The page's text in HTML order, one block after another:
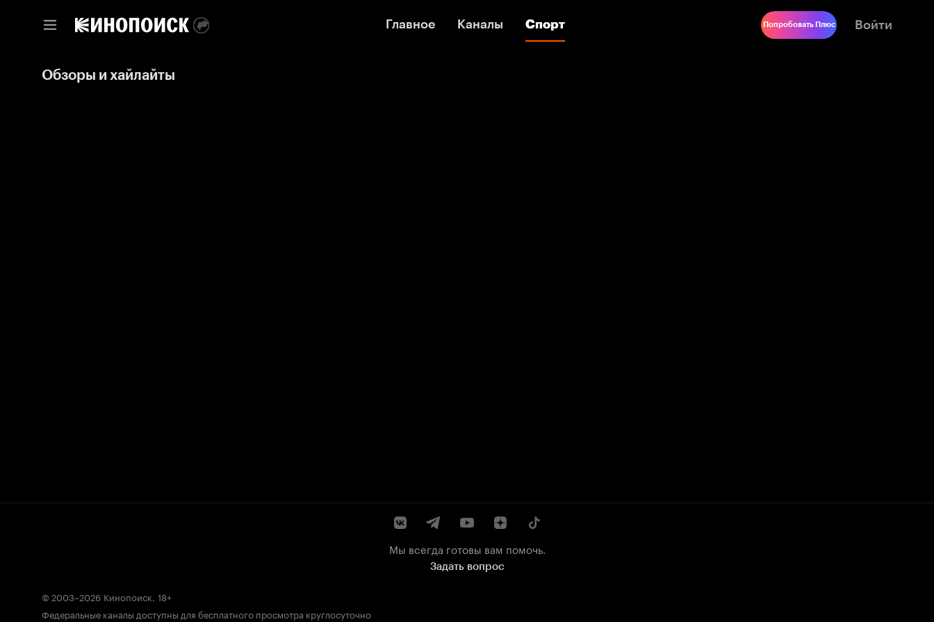
Главное Каналы Спорт
Главное Каналы Спорт Попробовать Плюс Войти
Обзоры и хайлайты
Мы всегда готовы вам помочь.
Задать вопрос
© 2003–2026 Кинопоиск. 18+
Федеральные каналы доступны для бесплатного просмотра круглосуточно